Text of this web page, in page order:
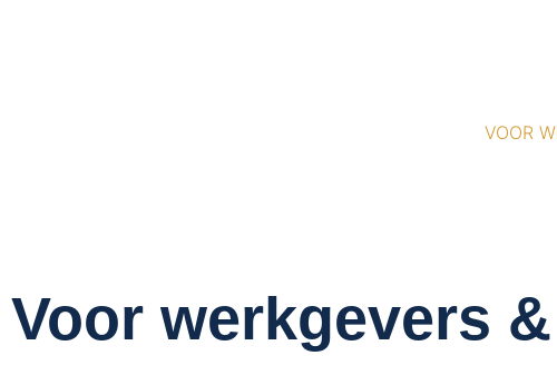
VOOR
Voor werkgevers